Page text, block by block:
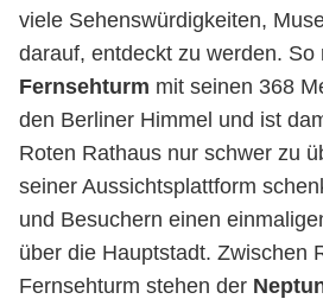
viele Sehenswürdigkeiten,
darauf, entdeckt zu werden. So
Fernsehturm mit seinen 368
den Berliner Himmel und ist
Roten Rathaus nur schwer zu
seiner Aussichtsplattform
und Besuchern einen
über die Hauptstadt. Zwischen
Fernsehturm stehen der